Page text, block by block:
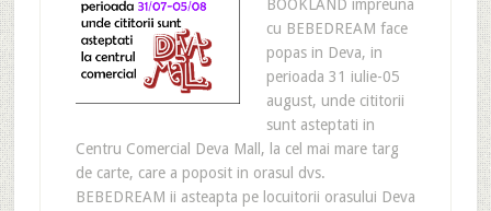
BOOKLAND impreuna
cu BEBEDREAM face
popas in Deva, in
perioada 31 iulie-05
august, unde cititorii
sunt asteptati in
Centru Comercial Deva Mall, la cel mai mare targ
de carte, care a poposit in orasul dvs.
BEBEDREAM ii asteapta pe locuitorii orasului Deva